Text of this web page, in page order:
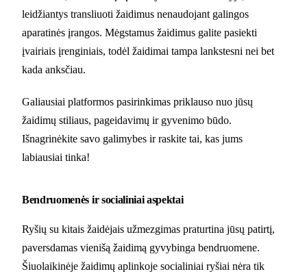
leidžiantys transliuoti žaidimus nenaudojant galingos
aparatinės įrangos. Mėgstamus žaidimus galite pasiekti
įvairiais įrenginiais, todėl žaidimai tampa lankstesni nei bet
kada anksčiau.
Galiausiai platformos pasirinkimas priklauso nuo jūsų
žaidimų stiliaus, pageidavimų ir gyvenimo būdo.
Išnagrinėkite savo galimybes ir raskite tai, kas jums
labiausiai tinka!
Bendruomenės ir socialiniai aspektai
Ryšių su kitais žaidėjais užmezgimas praturtina jūsų patirtį,
paversdamas vienišą žaidimą gyvybinga bendruomene.
Šiuolaikinėje žaidimų aplinkoje socialiniai ryšiai nėra tik